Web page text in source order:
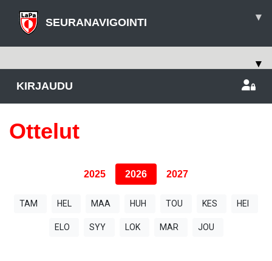
SEURANAVIGOINTI ▾
▾
KIRJAUDU
Ottelut
2025 2026 2027
TAM HEL MAA HUH TOU KES HEI
ELO SYY LOK MAR JOU